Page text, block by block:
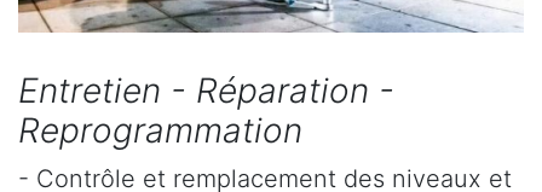
Entretien - Réparation -
Reprogrammation
- Contrôle et remplacement des niveaux et